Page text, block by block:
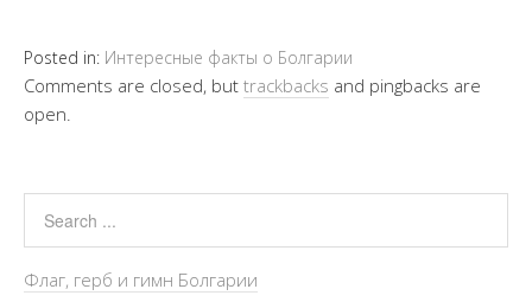
Posted in: Интересные факты о Болгарии
Comments are closed, but trackbacks and pingbacks are
open.
Флаг, герб и гимн Болгарии